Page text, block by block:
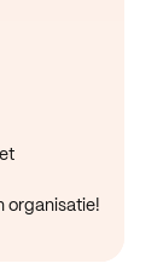
organisatie!